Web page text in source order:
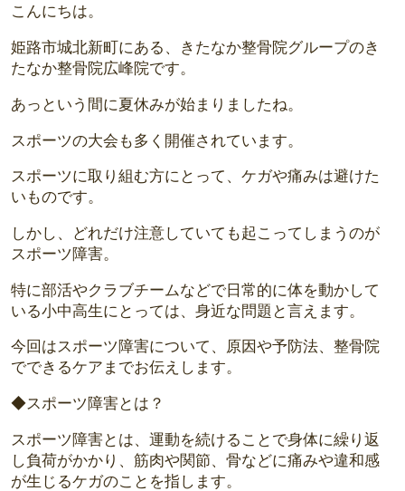
こんにちは。
姫路市城北新町にある、きたなか整骨院グループのき
たなか整骨院広峰院です。
あっという間に夏休みが始まりましたね。
スポーツの大会も多く開催されています。
スポーツに取り組む方にとって、ケガや痛みは避けた
いものです。
しかし、
どれだけ注意していても起こってしまうのが
スポーツ障害。
特に部活やクラブチームなどで日常的に体を動かして
いる小中高生にとっては、身近な問題と言えます。
今回はスポーツ障害について、原因や予防法、 整骨院
でできるケアまでお伝えします。
◆スポーツ障害とは？
スポーツ障害とは、 運動を続けることで身体に繰り返
し負荷がかかり、筋肉や関節、 骨などに痛みや違和感
が生じるケガのことを指します。